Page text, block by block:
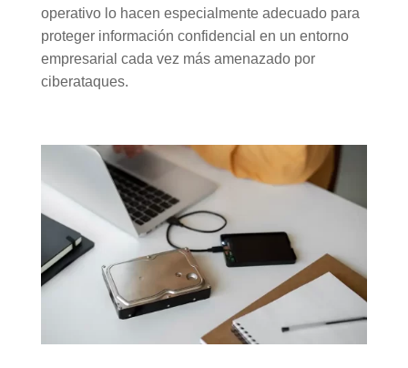
operativo lo hacen especialmente adecuado para
proteger información confidencial en un entorno
empresarial cada vez más amenazado por
ciberataques.